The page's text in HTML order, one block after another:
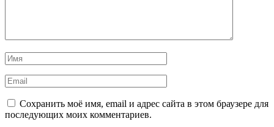
Сохранить моё имя, email и адрес сайта в этом браузере для
последующих моих комментариев.